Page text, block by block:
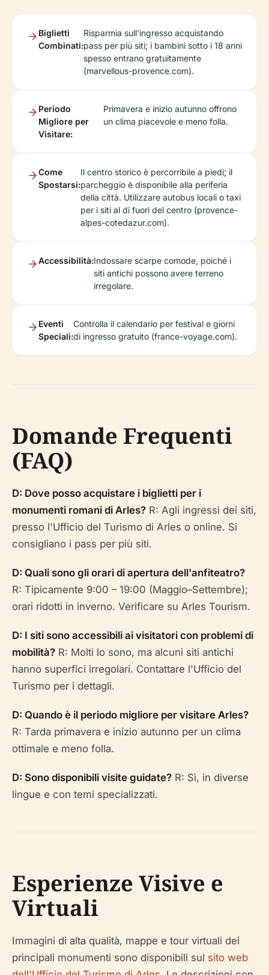
Biglietti
Combinati:
Risparmia sull'ingresso acquistando
pass per più siti; i bambini sotto i 18 anni
spesso entrano gratuitamente
(marvellous-provence.com).
Periodo
Migliore per
Visitare:
Primavera e inizio autunno offrono
un clima piacevole e meno folla.
Come
Spostarsi:
Il centro storico è percorribile a piedi; il
parcheggio è disponibile alla periferia
della città. Utilizzare autobus locali o taxi
per i siti al di fuori del centro (provence-
alpes-cotedazur.com).
Accessibilità:Indossare scarpe comode, poiché i
siti antichi possono avere terreno
irregolare.
Eventi
Speciali:
Controlla il calendario per festival e giorni
di ingresso gratuito (france-voyage.com).
Domande Frequenti
(FAQ)
D: Dove posso acquistare i biglietti per i
monumenti romani di Arles? R: Agli ingressi dei siti,
presso l'Ufficio del Turismo di Arles o online. Si
consigliano i pass per più siti.
D: Quali sono gli orari di apertura dell'anfiteatro?
R: Tipicamente 9:00 – 19:00 (Maggio–Settembre);
orari ridotti in inverno. Verificare su Arles Tourism.
D: I siti sono accessibili ai visitatori con problemi di
mobilità? R: Molti lo sono, ma alcuni siti antichi
hanno superfici irregolari. Contattare l'Ufficio del
Turismo per i dettagli.
D: Quando è il periodo migliore per visitare Arles?
R: Tarda primavera e inizio autunno per un clima
ottimale e meno folla.
D: Sono disponibili visite guidate? R: Sì, in diverse
lingue e con temi specializzati.
Esperienze Visive e
Virtuali
Immagini di alta qualità, mappe e tour virtuali dei
principali monumenti sono disponibili sul sito web